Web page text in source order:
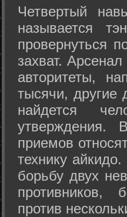
Четвертый
называется
провернуться
захват.
авторитеты,
тысячи, другие
найдется
утверждения.
приемов
технику
борьбу двух
противников,
против